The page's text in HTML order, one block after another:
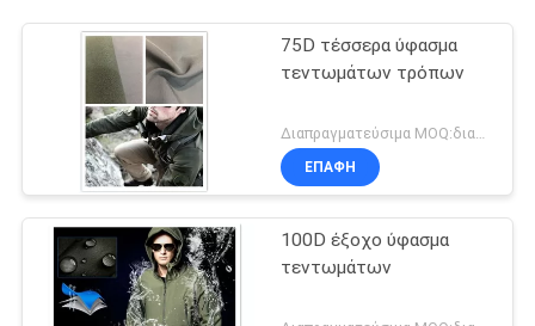
75D τέσσερα ύφασμα
τεντωμάτων τρόπων
ΕΠΑΦΉ
100D έξοχο ύφασμα
τεντωμάτων